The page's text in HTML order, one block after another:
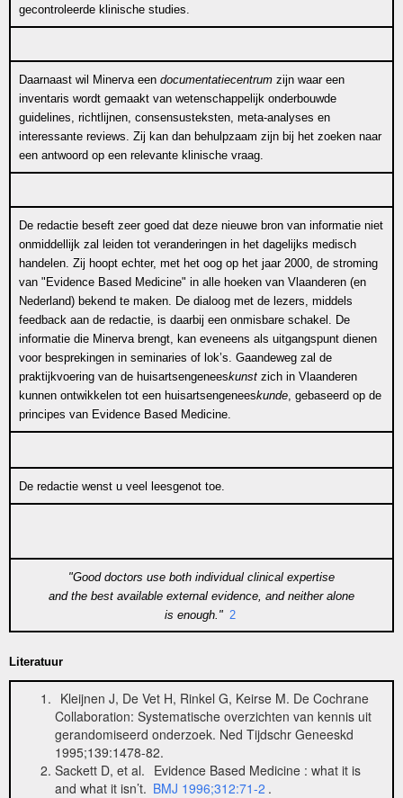
gecontroleerde klinische studies.
Daarnaast wil Minerva een documentatiecentrumzijn waar een
inventaris wordt gemaakt van wetenschappelijk onderbouwde
guidelines, richtlijnen, consensusteksten, meta-analyses en
interessante reviews. Zij kan dan behulpzaam zijn bij het zoeken naar
een antwoord op een relevante klinische vraag.
De redactie beseft zeer goed dat deze nieuwe bron van informatie niet
onmiddellijk zal leiden tot veranderingen in het dagelijks medisch
handelen. Zij hoopt echter, met het oog op het jaar 2000, de stroming
van "Evidence Based Medicine" in alle hoeken van Vlaanderen (en
Nederland) bekend te maken. De dialoog met de lezers, middels
feedback aan de redactie, is daarbij een onmisbare schakel. De
informatie die Minerva brengt, kan eveneens als uitgangspunt dienen
voor besprekingen in seminaries of lok’s. Gaandeweg zal de
praktijkvoering van de huisartsengeneeskunstzich in Vlaanderen
kunnen ontwikkelen tot een huisartsengeneeskunde, gebaseerd op de
principes van Evidence Based Medicine.
De redactie wenst u veel leesgenot toe.
"Good doctors use both individual clinical expertise
and the best available external evidence, and neither alone
is enough." 2
Literatuur
Kleijnen J, De Vet H, Rinkel G, Keirse M. De Cochrane
Collaboration: Systematische overzichten van kennis uit
gerandomiseerd onderzoek. Ned Tijdschr Geneeskd
1995;139:1478-82.
Sackett D, et al. Evidence Based Medicine : what it is
and what it isn’t. BMJ 1996;312:71-2 .